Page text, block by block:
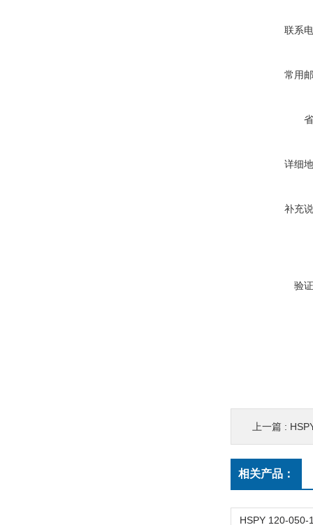
联系
常用
详细
补充
验
上一篇 : HSPY
相关产品：